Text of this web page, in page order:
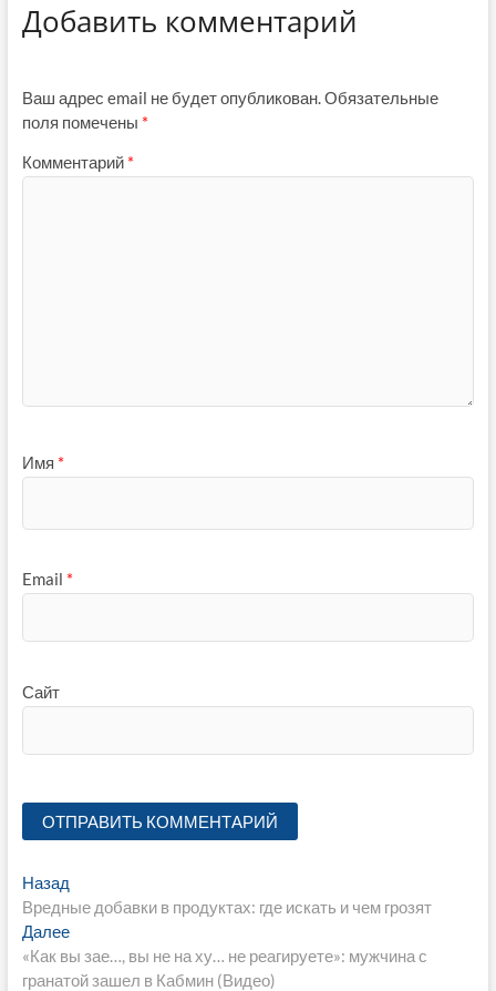
Добавить комментарий
Ваш адрес email не будет опубликован.Обязательные
поля помечены *
Комментарий *
Имя *
Email *
Сайт
Навигация
по
записям
НазадПредыдущая
запись:
Вредные добавки в продуктах: где искать и чем грозят
ДалееСледующая
запись:
«Как вы зае…, вы не на ху… не реагируете»: мужчина с
гранатой зашел в Кабмин (Видео)